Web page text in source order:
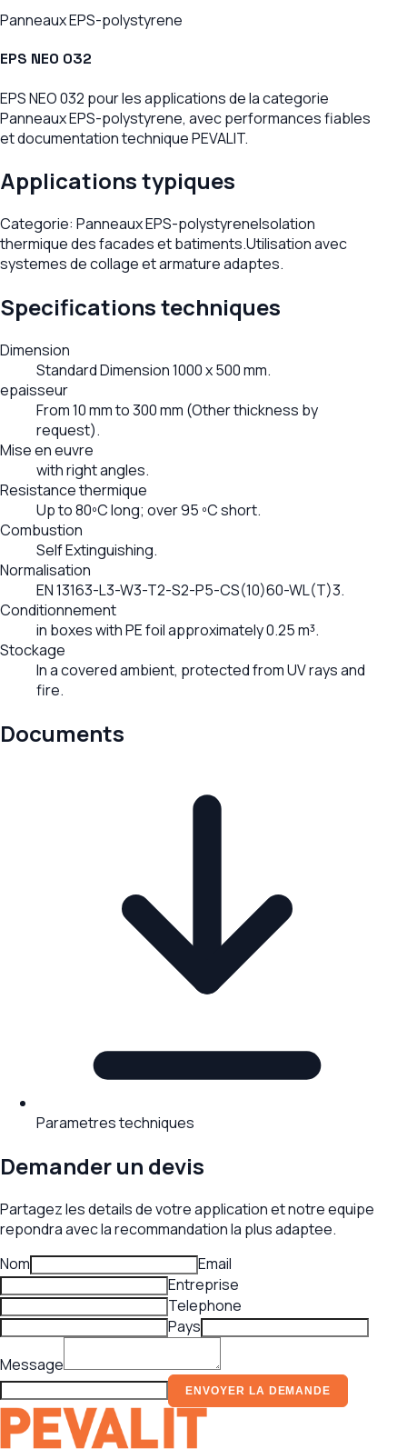
Panneaux EPS-polystyrene
EPS NEO 032
EPS NEO 032 pour les applications de la categorie
Panneaux EPS-polystyrene, avec performances fiables
et documentation technique PEVALIT.
Applications typiques
Categorie: Panneaux EPS-polystyreneIsolation
thermique des facades et batiments.Utilisation avec
systemes de collage et armature adaptes.
Specifications techniques
Dimension
Standard Dimension 1000 x 500 mm.
epaisseur
From 10 mm to 300 mm (Other thickness by
request).
Mise en euvre
with right angles.
Resistance thermique
Up to 80ºC long; over 95 ºC short.
Combustion
Self Extinguishing.
Normalisation
EN 13163-L3-W3-T2-S2-P5-CS(10)60-WL(T)3.
Conditionnement
in boxes with PE foil approximately 0.25 m³.
Stockage
In a covered ambient, protected from UV rays and
fire.
Documents
Parametres techniques
Demander un devis
Partagez les details de votre application et notre equipe
repondra avec la recommandation la plus adaptee.
Nom
Email
Entreprise
Telephone
Pays
Message
ENVOYER LA DEMANDE